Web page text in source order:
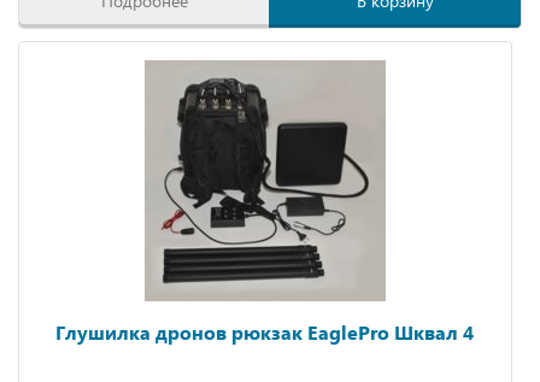
Глушилка дронов рюкзак EaglePro Шквал 4